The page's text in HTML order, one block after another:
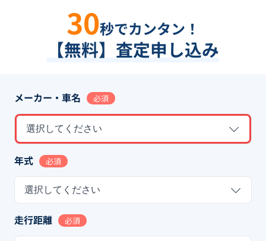
30秒でカンタン！
【無料】査定申し込み
メーカー・車名 必須
選択してください
年式 必須
選択してください
走行距離 必須